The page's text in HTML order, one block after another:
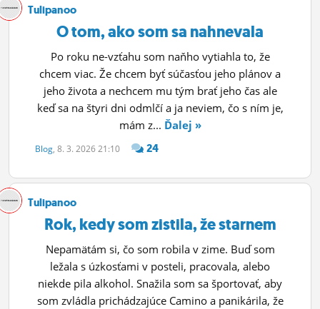
Tulipanoo
O tom, ako som sa nahnevala
Po roku ne-vzťahu som naňho vytiahla to, že
chcem viac. Že chcem byť súčasťou jeho plánov a
jeho života a nechcem mu tým brať jeho čas ale
keď sa na štyri dni odmlčí a ja neviem, čo s ním je,
mám z... Ďalej »
Blog, 8. 3. 2026 21:10 24
Tulipanoo
Rok, kedy som zistila, že starnem
Nepamätám si, čo som robila v zime. Buď som
ležala s úzkosťami v posteli, pracovala, alebo
niekde pila alkohol. Snažila som sa športovať, aby
som zvládla prichádzajúce Camino a panikárila, že